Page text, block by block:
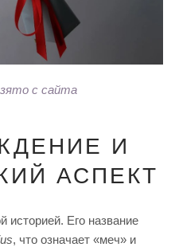
с сайта
И
АСПЕКТ
историей. Его название
, что означает «меч» и